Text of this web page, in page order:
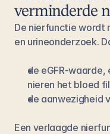
verminderde
De nierfunctie wordt
en urineonderzoek.
de eGFR-waarde,
nieren het bloed
de aanwezigheid
Een verlaagde